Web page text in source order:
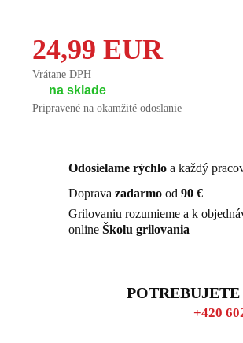
24,99 EUR
Vrátane DPH
na sklade
Pripravené na okamžité odoslanie
Odosielame rýchloa každý
Doprava zadarmood 90 €
Grilovaniu rozumieme a k
online Školu grilovania
+420